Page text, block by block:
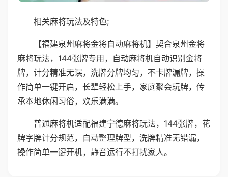
相关麻将玩法及特色;
【福建泉州麻将金将自动麻将机】契合泉州金将
麻将玩法，144张牌专用，自动麻将机自动识别金将
牌，计分精准无误，洗牌分牌均匀，不卡牌漏牌，操
作简单一键开启，长辈轻松上手，家庭聚会玩牌，传
承本地休闲习俗，欢乐满满。
普通麻将机适配福建宁德麻将玩法，144张牌，花
牌字牌计分规范，自动整理牌型，洗牌精准无错漏，
操作简单一键开机，静音运行不打扰家人。